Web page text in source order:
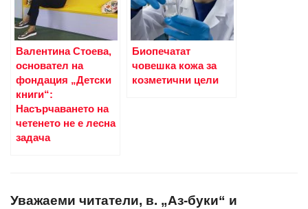
Валентина Стоева,
основател на
фондация „Детски
книги“:
Насърчаването на
четенето не е лесна
задача
Биопечатат
човешка кожа за
козметични цели
Уважаеми читатели, в. „Аз-буки“ и